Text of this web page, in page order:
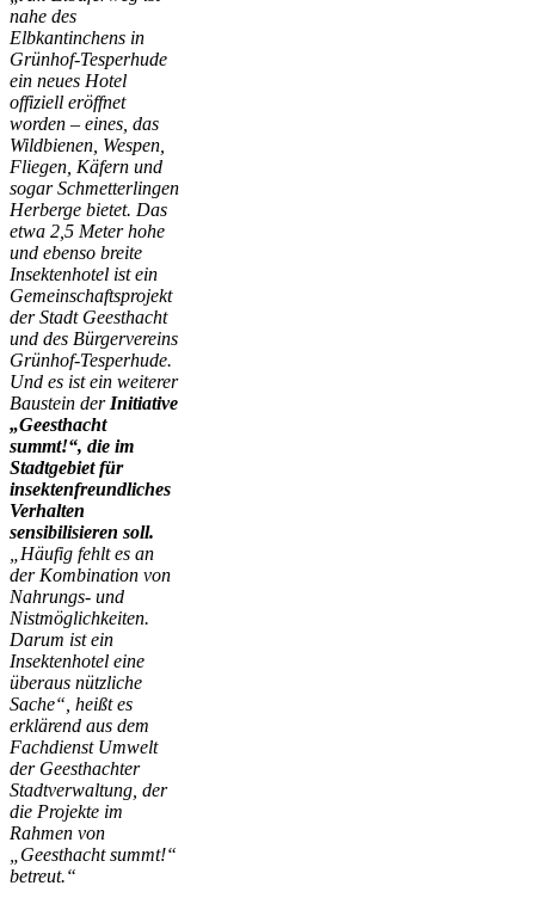
nahe des
Elbkantinchens in
Grünhof-Tesperhude
ein neues Hotel
offiziell eröffnet
worden – eines, das
Wildbienen, Wespen,
Fliegen, Käfern und
sogar Schmetterlingen
Herberge bietet. Das
etwa 2,5 Meter hohe
und ebenso breite
Insektenhotel ist ein
Gemeinschaftsprojekt
der Stadt Geesthacht
und des Bürgervereins
Grünhof-Tesperhude.
Und es ist ein weiterer
Baustein der Initiative
„Geesthacht
summt!“, die im
Stadtgebiet für
insektenfreundliches
Verhalten
sensibilisieren soll.
„Häufig fehlt es an
der Kombination von
Nahrungs- und
Nistmöglichkeiten.
Darum ist ein
Insektenhotel eine
überaus nützliche
Sache“, heißt es
erklärend aus dem
Fachdienst Umwelt
der Geesthachter
Stadtverwaltung, der
die Projekte im
Rahmen von
„Geesthacht summt!“
betreut.“